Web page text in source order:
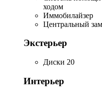
ходом
Иммобилайзер
Центральный
Экстерьер
Диски 20
Интерьер